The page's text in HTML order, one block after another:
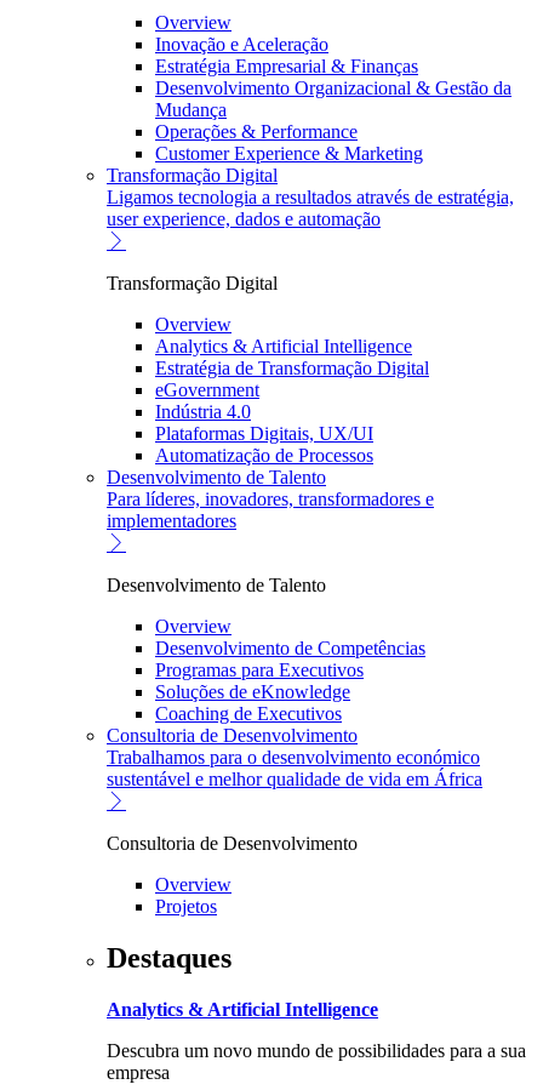
Overview
Inovação e Aceleração
Estratégia Empresarial & Finanças
Desenvolvimento Organizacional & Gestão da
Mudança
Operações & Performance
Customer Experience & Marketing
Transformação Digital
Ligamos tecnologia a resultados através de estratégia,
user experience, dados e automação
Transformação Digital
Overview
Analytics & Artificial Intelligence
Estratégia de Transformação Digital
eGovernment
Indústria 4.0
Plataformas Digitais, UX/UI
Automatização de Processos
Desenvolvimento de Talento
Para líderes, inovadores, transformadores e
implementadores
Desenvolvimento de Talento
Overview
Desenvolvimento de Competências
Programas para Executivos
Soluções de eKnowledge
Coaching de Executivos
Consultoria de Desenvolvimento
Trabalhamos para o desenvolvimento económico
sustentável e melhor qualidade de vida em África
Consultoria de Desenvolvimento
Overview
Projetos
Destaques
Analytics & Artificial Intelligence
Descubra um novo mundo de possibilidades para a sua
empresa